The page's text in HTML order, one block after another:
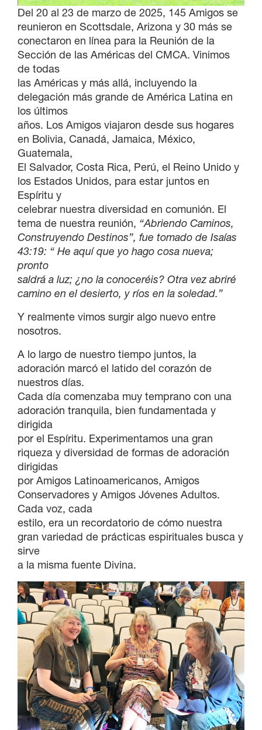
Del 20 al 23 de marzo de 2025, 145 Amigos se
reunieron en Scottsdale, Arizona y 30 más se
conectaron en línea para la Reunión de la
Sección de las Américas del CMCA. Vinimos
de todas
las Américas y más allá, incluyendo la
delegación más grande de América Latina en
los últimos
años. Los Amigos viajaron desde sus hogares
en Bolivia, Canadá, Jamaica, México,
Guatemala,
El Salvador, Costa Rica, Perú, el Reino Unido y
los Estados Unidos, para estar juntos en
Espíritu y
celebrar nuestra diversidad en comunión. El
tema de nuestra reunión, “Abriendo Caminos,
Construyendo Destinos”, fue tomado de Isaías
43:19: “ He aquí que yo hago cosa nueva;
pronto
saldrá a luz; ¿no la conoceréis? Otra vez abriré
camino en el desierto, y ríos en la soledad.”
Y realmente vimos surgir algo nuevo entre
nosotros.
A lo largo de nuestro tiempo juntos, la
adoración marcó el latido del corazón de
nuestros días.
Cada día comenzaba muy temprano con una
adoración tranquila, bien fundamentada y
dirigida
por el Espíritu. Experimentamos una gran
riqueza y diversidad de formas de adoración
dirigidas
por Amigos Latinoamericanos, Amigos
Conservadores y Amigos Jóvenes Adultos.
Cada voz, cada
estilo, era un recordatorio de cómo nuestra
gran variedad de prácticas espirituales busca y
sirve
a la misma fuente Divina.